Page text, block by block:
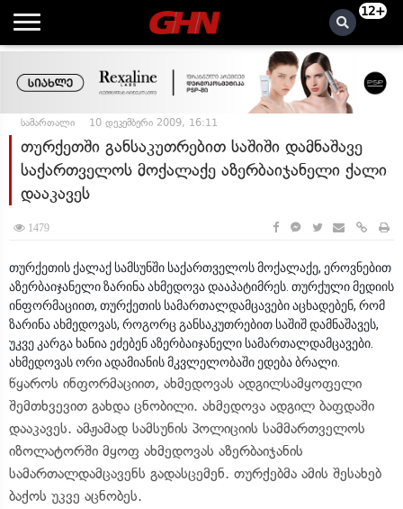
12+
სამართალი 10 დეკემბერი 2009, 16:11
თურქეთში განსაკუთრებით საშიში დამნაშავე
საქართველოს მოქალაქე აზერბაიჯანელი ქალი
დააკავეს
1479
თურქეთის ქალაქ სამსუნში საქართველოს მოქალაქე, ეროვნებით
აზერბაიჯანელი ზარინა ახმედოვა დააპატიმრეს. თურქული მედიის
ინფორმაციით, თურქეთის სამართალდამცავები აცხადებენ, რომ
ზარინა ახმედოვას, როგორც განსაკუთრებით საშიშ დამნაშავეს,
უკვე კარგა ხანია ეძებენ აზერბაიჯანელი სამართალდამცავები.
ახმედოვას ორი ადამიანის მკვლელობაში ედება ბრალი.
წყაროს ინფორმაციით, ახმედოვას ადგილსამყოფელი
შემთხვევით გახდა ცნობილი. ახმედოვა ადგილ ბაფდაში
დააკავეს. ამჟამად სამსუნის პოლიციის სამმართველოს
იზოლატორში მყოფ ახმედოვას აზერბაიჯანის
სამართალდამცავენს გადასცემენ. თურქებმა ამის შესახებ
ბაქოს უკვე აცნობეს.